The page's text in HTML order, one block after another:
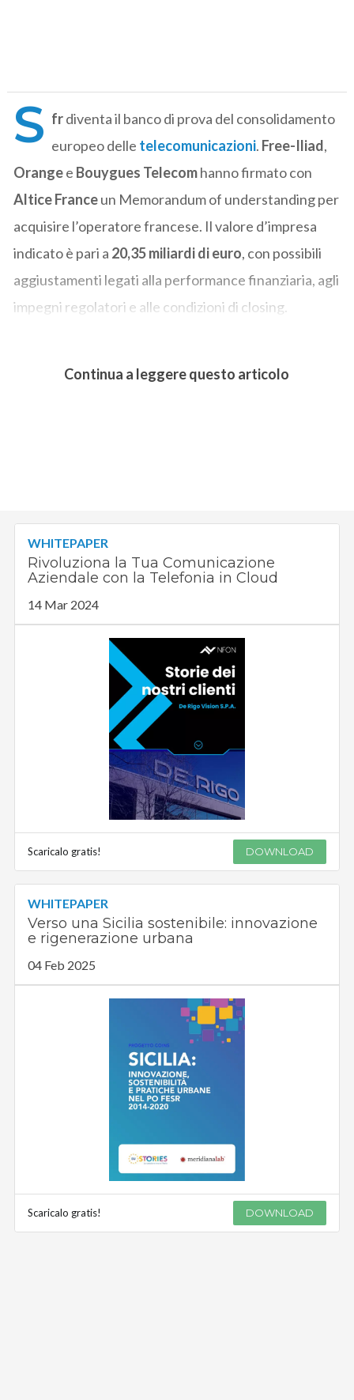
S frdiventa il banco di prova del consolidamento
europeo delle telecomunicazioni. Free-Iliad,
Orangee Bouygues Telecomhanno firmato con
Altice Franceun Memorandum of understanding per
acquisire l’operatore francese. Il valore d’impresa
indicato è pari a 20,35 miliardi di euro, con possibili
aggiustamenti legati alla performance finanziaria, agli
impegni regolatori e alle condizioni di closing.
Continua a leggere questo articolo
WHITEPAPER
Rivoluziona la Tua Comunicazione
Aziendale con la Telefonia in Cloud
14 Mar 2024
Scaricalo gratis! DOWNLOAD
WHITEPAPER
Verso una Sicilia sostenibile: innovazione
e rigenerazione urbana
04 Feb 2025
Scaricalo gratis! DOWNLOAD